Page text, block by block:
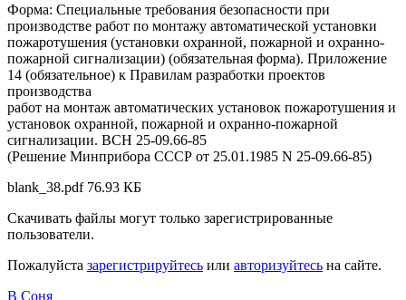
Форма: Специальные требования безопасности при
производстве работ по монтажу автоматической установки
пожаротушения (установки охранной, пожарной и охранно-
пожарной сигнализации) (обязательная форма). Приложение
14 (обязательное) к Правилам разработки проектов
производства
работ на монтаж автоматических установок пожаротушения и
установок охранной, пожарной и охранно-пожарной
сигнализации. ВСН 25-09.66-85
(Решение Минприбора СССР от 25.01.1985 N 25-09.66-85)
blank_38.pdf 76.93 КБ
Скачивать файлы могут только зарегистрированные
пользователи.
Пожалуйста зарегистрируйтесь или авторизуйтесь на сайте.
В Соня